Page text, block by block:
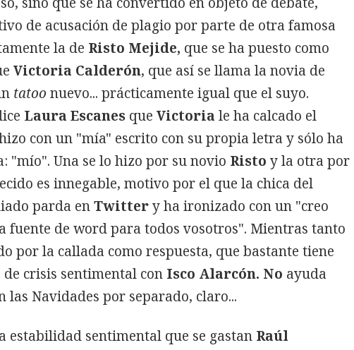
de acusación de plagio por parte de otra famosa
la de Risto Mejide, que se ha puesto como
Victoria Calderón, que así se llama la novia de
tatoo nuevo... prácticamente igual que el suyo.
Laura Escanes que Victoria le ha calcado el
con un "mía" escrito con su propia letra y sólo ha
"mío". Una se lo hizo por su novio Risto y la otra por
es innegable, motivo por el que la chica del
parda enTwittery ha ironizado con un "creo
fuente de word para todos vosotros". Mientras tanto
por la callada como respuesta, que bastante tiene
crisis sentimental con Isco Alarcón. No ayuda
las Navidades por separado, claro...
estabilidad sentimental que se gastan Raúl